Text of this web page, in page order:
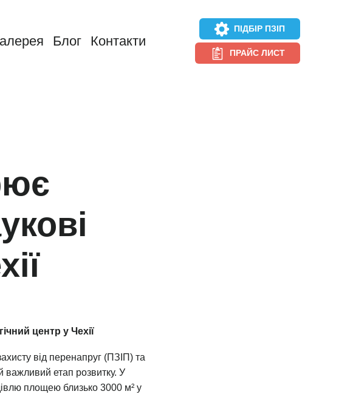
Блог Контакти
ПІДБІР ПЗІП
ПРАЙС ЛИСТ
центр у Чехії
від перенапруг (ПЗІП) та
важливий етап розвитку. У
площею близько 3000 м² у